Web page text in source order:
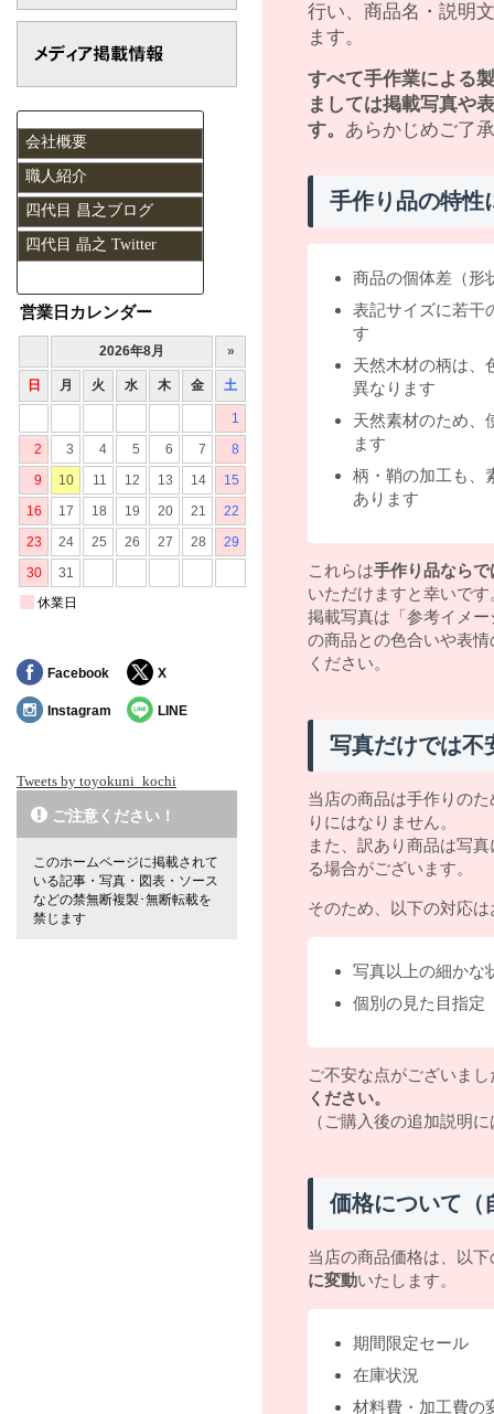
行い、商品名・説明
ます。
すべて手作業による
ましては掲載写真や
す。 あらかじめご了
手作り品の特性
商品の個体差（形
表記サイズに若干
す
天然木材の柄は、
異なります
天然素材のため、
ます
柄・鞘の加工も、
あります
これらは手作り品なら
いただけますと幸いです
掲載写真は「参考イメ
の商品との色合いや表
ください。
写真だけでは不
当店の商品は手作りの
りにはなりません。
また、訳あり商品は写
る場合がございます。
そのため、以下の対応
写真以上の細かな
個別の見た目指定
ご不安な点がございまし
ください。
（ご購入後の追加説明
価格について（
当店の商品価格は、以
に変動いたします。
期間限定セール
在庫状況
材料費・加工費の
会社概要
職人紹介
四代目 昌之ブログ
四代目 晶之 Twitter
営業日カレンダー
Facebook X
Instagram LINE
Tweets by toyokuni_kochi
ご注意ください！
このホームページに掲載されて
いる記事・写真・図表・ソース
などの禁無断複製･無断転載を
禁じます